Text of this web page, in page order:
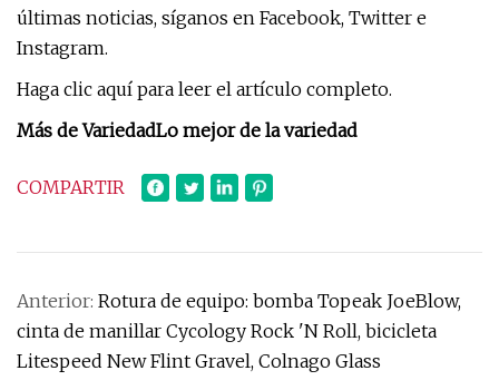
últimas noticias, síganos en Facebook, Twitter e
Instagram.
Haga clic aquí para leer el artículo completo.
Más de VariedadLo mejor de la variedad
COMPARTIR
Anterior: Rotura de equipo: bomba Topeak JoeBlow,
cinta de manillar Cycology Rock 'N Roll, bicicleta
Litespeed New Flint Gravel, Colnago Glass